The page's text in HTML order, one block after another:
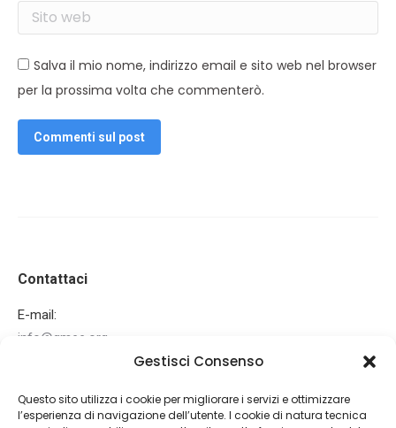
Gestisci Consenso
Questo sito utilizza i cookie per migliorare i servizi e ottimizzare
l’esperienza di navigazione dell’utente. I cookie di natura tecnica
Sito web
Salva il mio nome, indirizzo email e sito web nel browser
per la prossima volta che commenterò.
Commenti sul post
Contattaci
E-mail:
info@gmee.org
pagepage
Ultime News